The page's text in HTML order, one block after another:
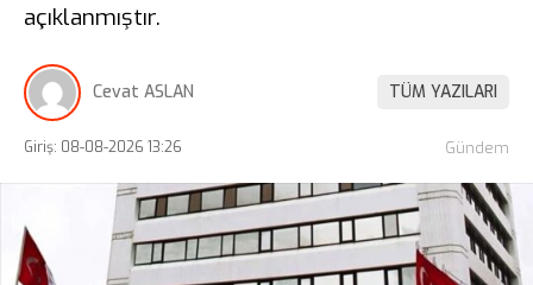
açıklanmıştır.
Cevat ASLAN TÜM YAZILARI
Giriş: 08-08-2026 13:26 Gündem